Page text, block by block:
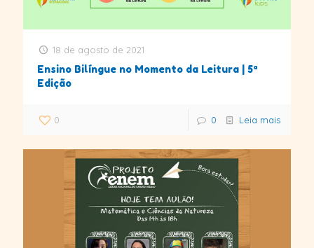
18 de agosto de 2021
Ensino Bilíngue no Momento da Leitura | 5ª
Edição
0 0 Leia mais